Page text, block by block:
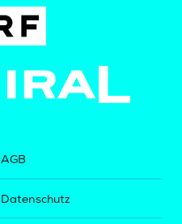
AGB
Datenschutz